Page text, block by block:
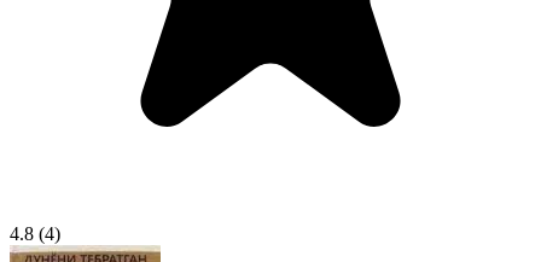
4.8 (4)